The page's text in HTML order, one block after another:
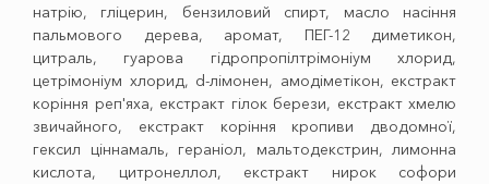
натрію, гліцерин, бензиловий спирт, масло насіння
пальмового дерева, аромат, ПЕГ-12 диметикон,
цитраль, гуарова гідропропілтрімоніум хлорид,
цетрімоніум хлорид, d-лімонен, амодіметікон, екстракт
коріння реп'яха, екстракт гілок берези, екстракт хмелю
звичайного, екстракт коріння кропиви дводомної,
гексил ціннамаль, гераніол, мальтодекстрин, лимонна
кислота, цитронеллол, екстракт нирок софори